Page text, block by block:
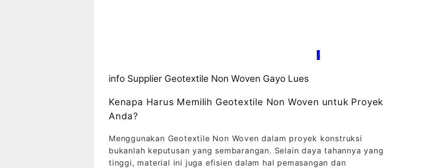
/
info Supplier Geotextile Non Woven Gayo Lues
Kenapa Harus Memilih Geotextile Non Woven untuk Proyek
Anda?
Menggunakan Geotextile Non Woven dalam proyek konstruksi
bukanlah keputusan yang sembarangan. Selain daya tahannya yang
tinggi, material ini juga efisien dalam hal pemasangan dan